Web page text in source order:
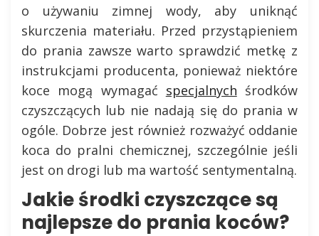
o używaniu zimnej wody, aby uniknąć
skurczenia materiału. Przed przystąpieniem
do prania zawsze warto sprawdzić metkę z
instrukcjami producenta, ponieważ niektóre
koce mogą wymagać specjalnych środków
czyszczących lub nie nadają się do prania w
ogóle. Dobrze jest również rozważyć oddanie
koca do pralni chemicznej, szczególnie jeśli
jest on drogi lub ma wartość sentymentalną.
Jakie środki czyszczące są
najlepsze do prania koców?